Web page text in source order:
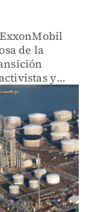
de la
y